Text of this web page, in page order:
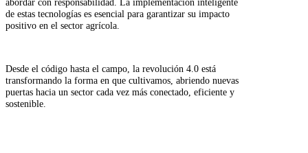
de estas tecnologías es esencial para garantizar su impacto
positivo en el sector agrícola.
Desde el código hasta el campo, la revolución 4.0 está
transformando la forma en que cultivamos, abriendo nuevas
puertas hacia un sector cada vez más conectado, eficiente y
sostenible.